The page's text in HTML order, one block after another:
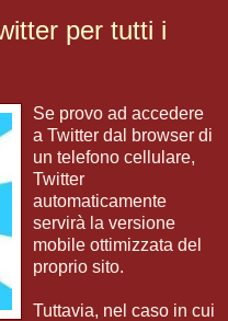
per tutti i
Se provo ad accedere
a Twitter dal browser di
un telefono cellulare,
Twitter
automaticamente
servirà la versione
mobile ottimizzata del
proprio sito.
Tuttavia, nel caso in cui